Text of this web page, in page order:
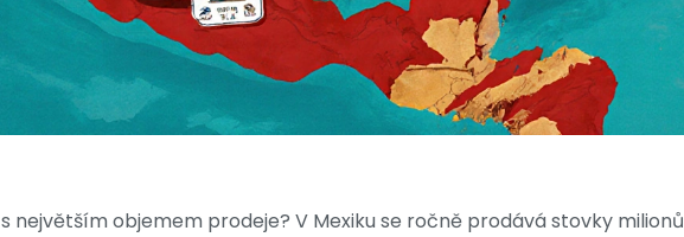
s největším objemem prodeje? V Mexiku se ročně prodává stovky milionů